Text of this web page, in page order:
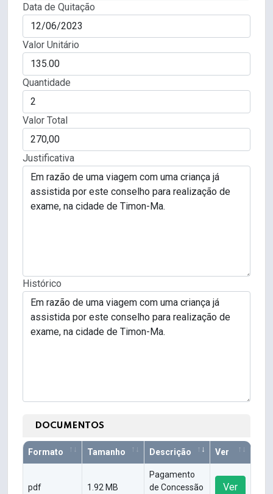
Data de Quitação
Valor Unitário
Quantidade
Valor Total
Justificativa
Histórico
DOCUMENTOS
Formato Tamanho Descrição Ver
pdf 1.92 MB
Pagamento
de Concessão
Ver